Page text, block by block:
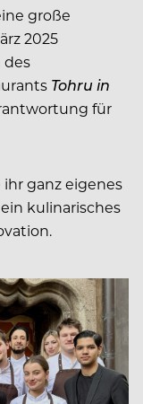
große
2025
des
Tohru in
für
ganz eigenes
kulinarisches